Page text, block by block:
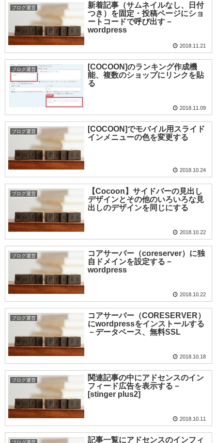
ブログ運営
新着記事（サムネイルなし、日付
つき）を固定・投稿ページにショ
ートコードで呼び出す－
wordpress
2018.11.21
ブログ運営
[COCOON]のランキング作成機
能、複数のショップにリンクを貼
る
2018.11.09
ブログ運営
[COCOON]でモバイル用スライド
インメニューの色を変更する
2018.10.24
ブログ運営
【Cocoon】サイドバーの見出し
デザインとその他のいろいろな見
出しのデザインを同じにする
2018.10.22
ブログ運営
コアサーバー（coreserver）に独
自ドメインを設定する－
wordpress
2018.10.22
ブログ運営
コアサーバー（CORESERVER）
にwordpressをインストールする
－データベース、無料SSL
2018.10.18
ブログ運営
関連記事の中にアドセンスのイン
フィード広告を表示する－
[stinger plus2]
2018.10.11
記事一覧にアドセンスのインフィ